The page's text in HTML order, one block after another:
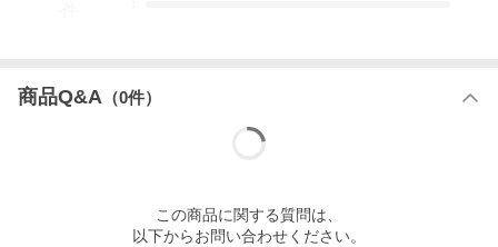
商品Q&A （0件）
この商品に関する質問は、
以下からお問い合わせください。